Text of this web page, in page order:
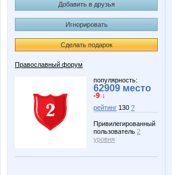
Добавить в друзья
Игнорировать
Сделать подарок
Православный форум
популярность:
62909 место
-9 ↓
рейтинг 130 ?
Привилегированный
пользователь 2
уровня